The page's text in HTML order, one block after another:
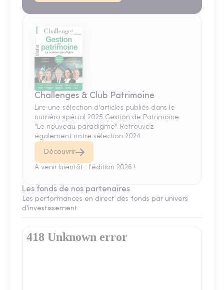
Challenges & Club Patrimoine
Lire une sélection d'articles publiés dans le
numéro spécial 2025 Gestion de Patrimoine
"Le nouveau paradigme". Retrouvez
également notre sélection 2024.
Découvrir
A venir bientôt : l'édition 2026 !
Les fonds de nos partenaires
Les performances en direct des fonds par univers
d'investissement